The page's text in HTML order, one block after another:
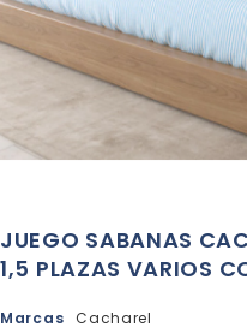
JUEGO SABANAS
1,5 PLAZAS VARIOS
Marcas
Cacharel